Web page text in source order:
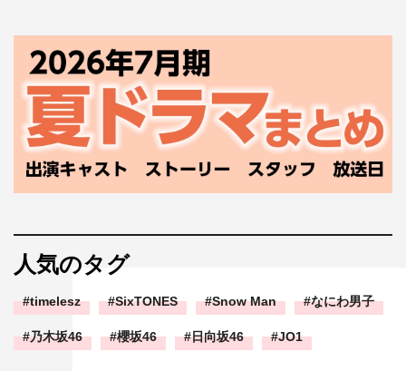
人気のタグ
timelesz SixTONES Snow Man なにわ男子
乃木坂46 櫻坂46 日向坂46 JO1